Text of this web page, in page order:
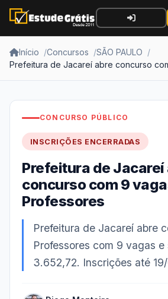
Início Concursos
SÃO PAULO
Prefeitura de Jacareí abre concurso
CONCURSO PÚBLICO
INSCRIÇÕES ENCERRADAS
Prefeitura de Jacareí
concurso com 9
Professores
Prefeitura de Jacareí abre
Professores com 9 vagas e
3.652,72. Inscrições até